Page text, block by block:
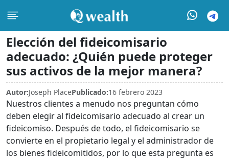
Elección del fideicomisario
adecuado: ¿Quién puede proteger
sus activos de la mejor manera?
Autor:Joseph PlacePublicado:16 febrero 2023
Nuestros clientes a menudo nos preguntan cómo
deben elegir al fideicomisario adecuado al crear un
fideicomiso. Después de todo, el fideicomisario se
convierte en el propietario legal y el administrador de
los bienes fideicomitidos, por lo que esta pregunta es